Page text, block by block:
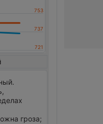
гроза;